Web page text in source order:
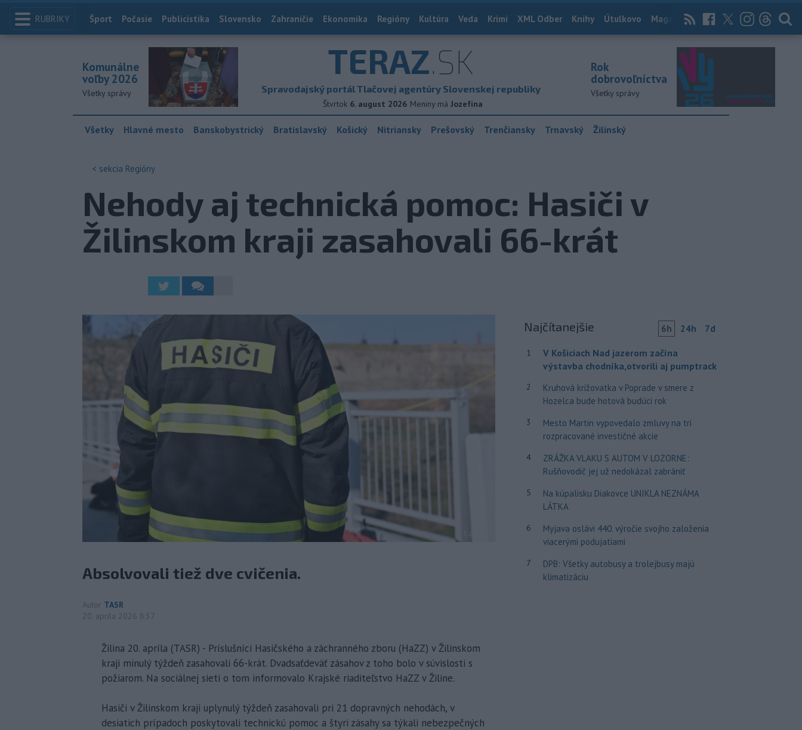
RUBRIKY Index
Šport Počasie Publicistika Slovensko Zahraničie Ekonomika Regióny Kultúra Veda Krimi XML Odber Knihy Útulkovo Magazín News Now Archív
TERAZ.SK
Spravodajský portál Tlačovej agentúry Slovenskej republiky
Štvrtok 6. august 2026 Meniny má Jozefína
Komunálne
voľby 2026
Všetky správy
Rok
dobrovoľníctva
Všetky správy
Všetky Hlavné mesto Banskobystrický Bratislavský Košický Nitriansky Prešovský Trenčiansky Trnavský Žilinský
< sekcia Regióny
Nehody aj technická pomoc: Hasiči v
Žilinskom kraji zasahovali 66-krát
Absolvovali tiež dve cvičenia.
Autor TASR
20. apríla 2026 8:37
Žilina 20. apríla (TASR) - Príslušníci Hasičského a záchranného zboru (HaZZ) v Žilinskom
kraji minulý týždeň zasahovali 66-krát. Dvadsaťdeväť zásahov z toho bolo v súvislosti s
požiarom. Na sociálnej sieti o tom informovalo Krajské riaditeľstvo HaZZ v Žiline.
Hasiči v Žilinskom kraji uplynulý týždeň zasahovali pri 21 dopravných nehodách, v
desiatich prípadoch poskytovali technickú pomoc a štyri zásahy sa týkali nebezpečných
Najčítanejšie 6h 24h 7d
1
V Košiciach Nad jazerom začína
výstavba chodníka,otvorili aj pumptrack
2
Kruhová križovatka v Poprade v smere z
Hozelca bude hotová budúci rok
3
Mesto Martin vypovedalo zmluvy na tri
rozpracované investičné akcie
4
ZRÁŽKA VLAKU S AUTOM V LOZORNE:
Rušňovodič jej už nedokázal zabrániť
5
Na kúpalisku Diakovce UNIKLA NEZNÁMA
LÁTKA
6
Myjava oslávi 440. výročie svojho založenia
viacerými podujatiami
7
DPB: Všetky autobusy a trolejbusy majú
klimatizáciu